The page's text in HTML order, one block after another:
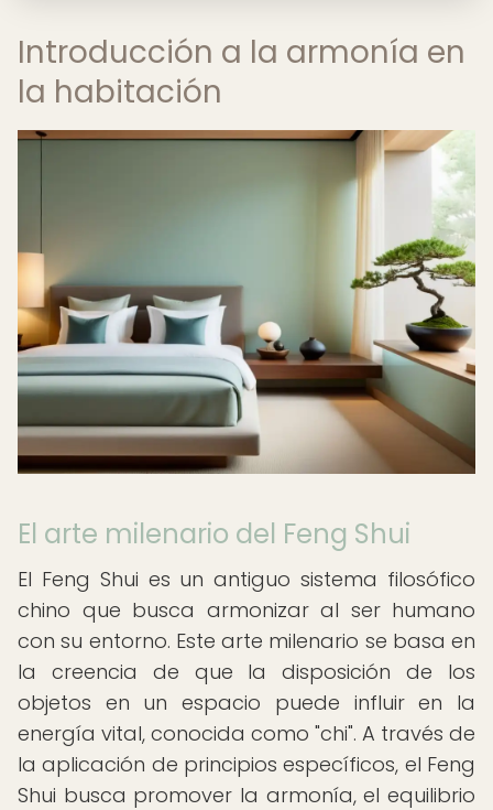
Introducción a la armonía en
la habitación
El arte milenario del Feng Shui
El Feng Shui es un antiguo sistema filosófico
chino que busca armonizar al ser humano
con su entorno. Este arte milenario se basa en
la creencia de que la disposición de los
objetos en un espacio puede influir en la
energía vital, conocida como "chi". A través de
la aplicación de principios específicos, el Feng
Shui busca promover la armonía, el equilibrio